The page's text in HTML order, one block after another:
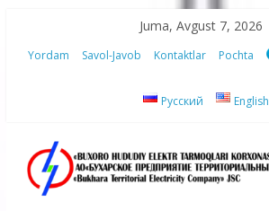
content
Juma, Avgust 7, 2026
Yordam Savol-Javob Kontaktlar Pochta
Русский English